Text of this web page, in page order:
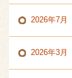
2026年7月
2026年3月